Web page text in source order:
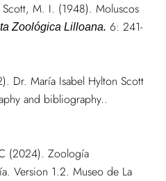
Scott, M. I. (1948). Moluscos
Zoológica Lilloana. 6: 241-
Dr. María Isabel Hylton Scott
and bibliography..
(2024). Zoología
Version 1.2. Museo de La